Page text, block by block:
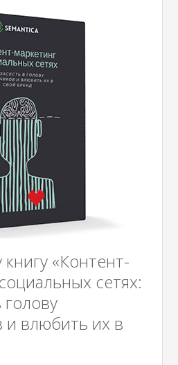
«Контент-
сетях:
голову
и влюбить их в